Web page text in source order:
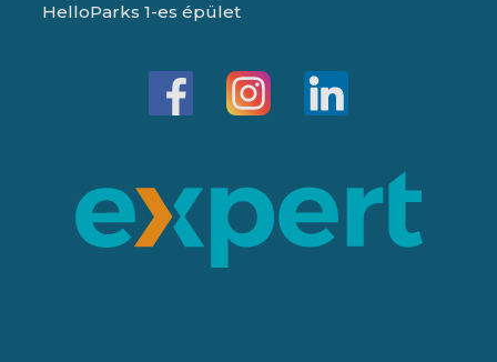
HelloParks 1-es épület